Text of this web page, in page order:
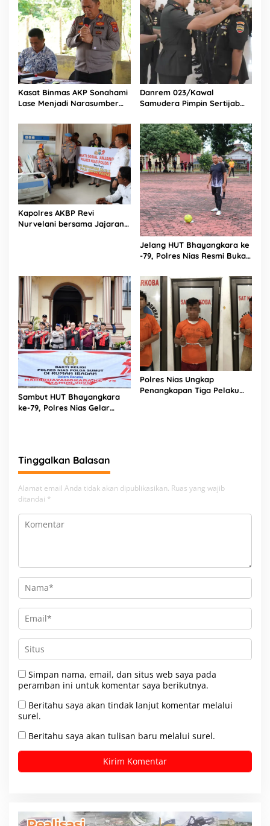
Kasat Binmas AKP Sonahami
Lase Menjadi Narasumber
Persekutuan Doa
Danrem 023/Kawal
Samudera Pimpin Sertijab
Kapolres AKBP Revi
Nurvelani bersama Jajaran
Jelang HUT Bhayangkara ke
-79, Polres Nias Resmi Buka
Sambut HUT Bhayangkara
ke-79, Polres Nias Gelar
Polres Nias Ungkap
Penangkapan Tiga Pelaku
Tinggalkan Balasan
Alamat email Anda tidak akan dipublikasikan. Ruas yang wajib
ditandai *
Simpan nama, email, dan situs web saya pada
peramban ini untuk komentar saya berikutnya.
Beritahu saya akan tindak lanjut komentar melalui
surel.
Beritahu saya akan tulisan baru melalui surel.